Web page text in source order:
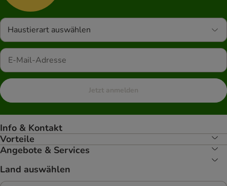
Haustierart auswählen
Jetzt anmelden
Info & Kontakt
Vorteile
Angebote & Services
Land auswählen